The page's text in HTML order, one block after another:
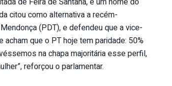
citou como alternativa a recém-
(PDT), e defendeu que a vice-
acham que o PT hoje tem paridade: 50%
na chapa majoritária esse perfil,
reforçou o parlamentar.